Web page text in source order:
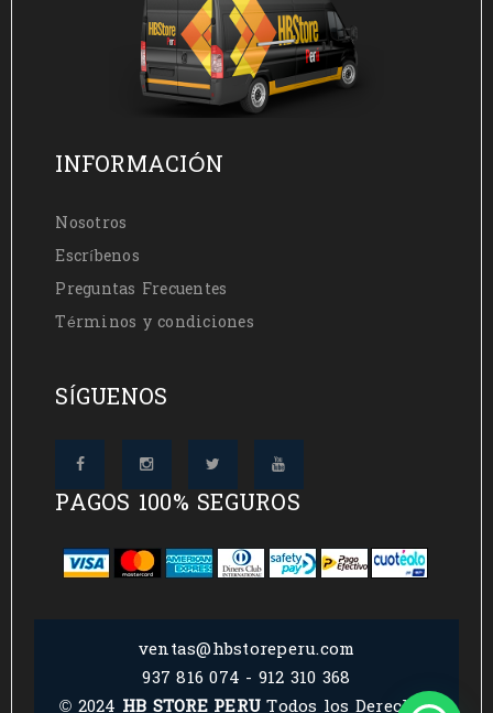
INFORMACIÓN
Nosotros
Escríbenos
Preguntas Frecuentes
Términos y condiciones
SÍGUENOS
PAGOS 100% SEGUROS
ventas@hbstoreperu.com
937 816 074 - 912 310 368
© 2024 HB STORE PERUTodos los Derechos